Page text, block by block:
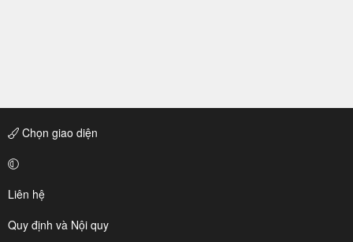
Chọn giao diện
Liên hệ
Quy định và Nội quy